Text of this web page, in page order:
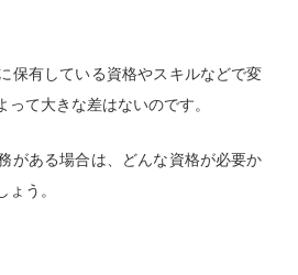
保有している資格やスキルなどで変
って大きな差はないのです。
がある場合は、どんな資格が必要か
ょう。